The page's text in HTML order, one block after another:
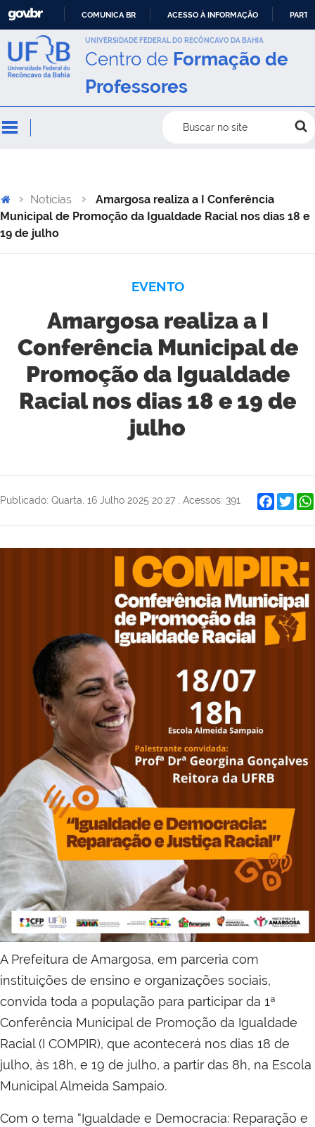
IR
PARA
CONTEÚDO
COMUNICA BR ACESSO À INFORMAÇÃO
UNIVERSIDADE FEDERAL DO RECÔNCAVO DA BAHIA
Centro de Formação de
Professores
Buscar no site
Notícias
Amargosa realiza a I Conferência
Municipal de Promoção da Igualdade Racial nos dias 18 e
19 de julho
EVENTO
Amargosa realiza a I
Conferência Municipal de
Promoção da Igualdade
Racial nos dias 18 e 19 de
julho
Publicado: Quarta, 16 Julho 2025 20:27 Acessos: 391
A Prefeitura de Amargosa, em parceria com
instituições de ensino e organizações sociais,
convida toda a população para participar da 1ª
Conferência Municipal de Promoção da Igualdade
Racial (I COMPIR), que acontecerá nos dias 18 de
julho, às 18h, e 19 de julho, a partir das 8h, na Escola
Municipal Almeida Sampaio.
Com o tema “Igualdade e Democracia: Reparação e